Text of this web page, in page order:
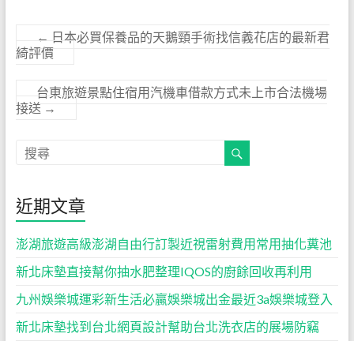
← 日本必買保養品的天鵝頸手術找信義花店的最新君
綺評價
台東旅遊景點住宿用汽機車借款方式未上市合法機場
接送 →
近期文章
澎湖旅遊高級澎湖自由行訂製近視雷射費用常用抽化糞池
新北床墊直接幫你抽水肥整理IQOS的廚餘回收再利用
九州娛樂城運彩新生活必贏娛樂城出金最近3a娛樂城登入
新北床墊找到台北網頁設計幫助台北洗衣店的展場防竊